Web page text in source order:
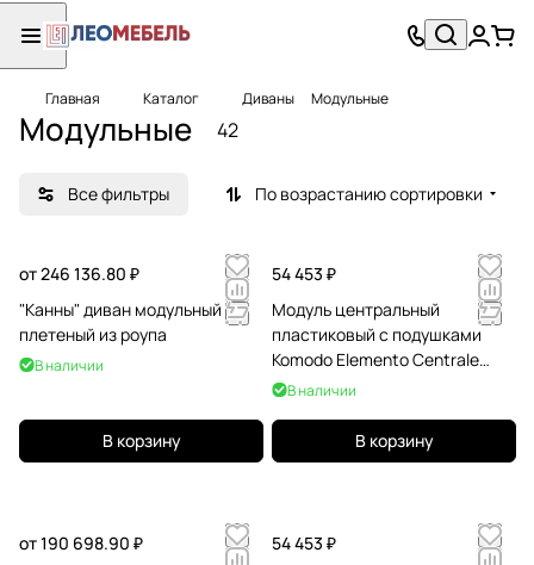
Главная Каталог Диваны Модульные
Модульные 42
Все фильтры По возрастанию сортировки
от 246 136.80 ₽
"Канны" диван модульный
плетеный из роупа
В наличии
В корзину
54 453 ₽
Модуль центральный
пластиковый с подушками
Komodo Elemento Centrale
тортора, синий
В наличии
В корзину
от 190 698.90 ₽
54 453 ₽